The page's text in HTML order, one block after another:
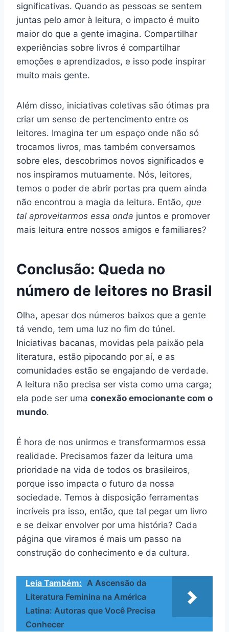
significativas. Quando as pessoas se sentem
juntas pelo amor à leitura, o impacto é muito
maior do que a gente imagina. Compartilhar
experiências sobre livros é compartilhar
emoções e aprendizados, e isso pode inspirar
muito mais gente.
Além disso, iniciativas coletivas são ótimas pra
criar um senso de pertencimento entre os
leitores. Imagina ter um espaço onde não só
trocamos livros, mas também conversamos
sobre eles, descobrimos novos significados e
nos inspiramos mutuamente. Nós, leitores,
temos o poder de abrir portas pra quem ainda
não encontrou a magia da leitura. Então, que
tal aproveitarmos essa onda juntos e promover
mais leitura entre nossos amigos e familiares?
Conclusão: Queda no
número de leitores no Brasil
Olha, apesar dos números baixos que a gente
tá vendo, tem uma luz no fim do túnel.
Iniciativas bacanas, movidas pela paixão pela
literatura, estão pipocando por aí, e as
comunidades estão se engajando de verdade.
A leitura não precisa ser vista como uma carga;
ela pode ser uma conexão emocionante com o
mundo.
É hora de nos unirmos e transformarmos essa
realidade. Precisamos fazer da leitura uma
prioridade na vida de todos os brasileiros,
porque isso impacta o futuro da nossa
sociedade. Temos à disposição ferramentas
incríveis pra isso, então, que tal pegar um livro
e se deixar envolver por uma história? Cada
página que viramos é mais um passo na
construção do conhecimento e da cultura.
Leia Também: A Ascensão da
Literatura Feminina na América
Latina: Autoras que Você Precisa
Conhecer